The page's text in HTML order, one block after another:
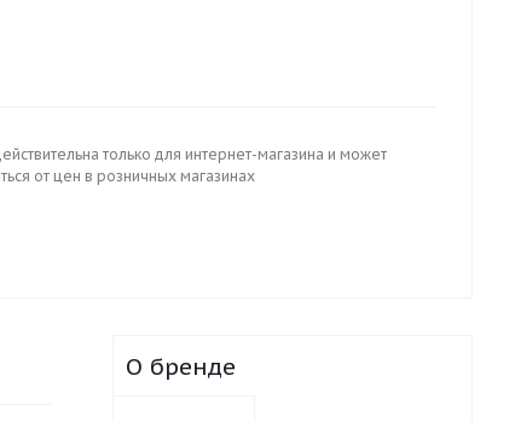
только для интернет-магазина и может
от цен в розничных магазинах
О бренде